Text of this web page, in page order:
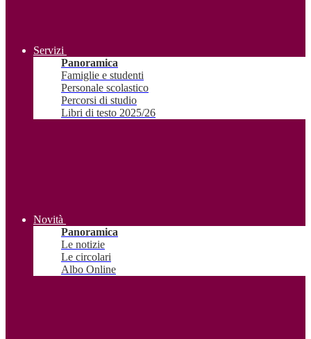
Servizi
Panoramica
Famiglie e studenti
Personale scolastico
Percorsi di studio
Libri di testo 2025/26
Novità
Panoramica
Le notizie
Le circolari
Albo Online